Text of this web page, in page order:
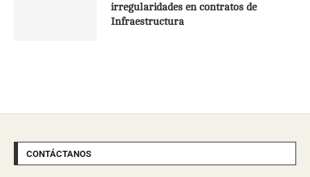
irregularidades en contratos de
Infraestructura
CONTÁCTANOS